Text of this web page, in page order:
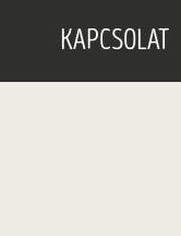
KAPCSOLAT